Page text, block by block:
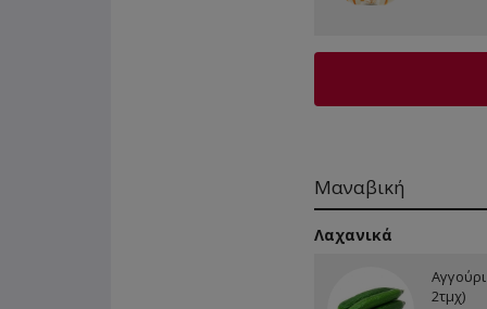
Μαναβική
Λαχανικά
2τμχ)